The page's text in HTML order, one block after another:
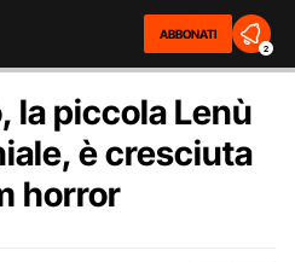
ABBONATI
2
la piccola Lenù
è cresciuta
horror